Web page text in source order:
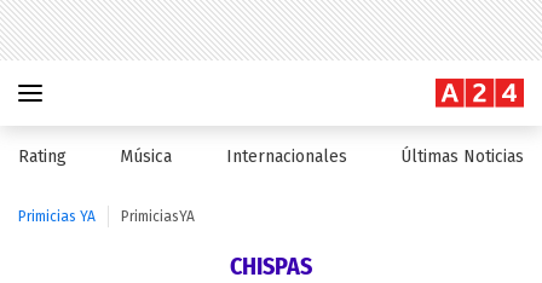
Rating Música Internacionales Últimas Noticias
Primicias YA PrimiciasYA
CHISPAS